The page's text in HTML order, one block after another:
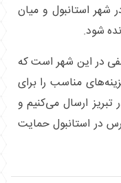
استانبول و میان
شود.
در این شهر است که
مناسب را برای
ارسال می‌کنیم و
در استانبول حمایت